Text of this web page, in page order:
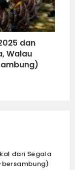
dan
Walau
dari Segala